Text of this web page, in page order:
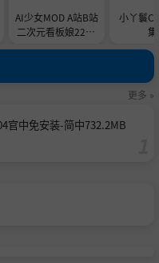
AI少女MOD A站B站
二次元看板娘2233
小丫鬟
更多 »
官中免安装-简中732.2MB